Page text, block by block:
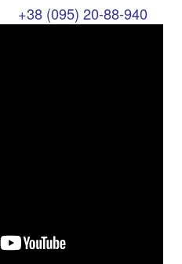
+38 (095) 20-88-940